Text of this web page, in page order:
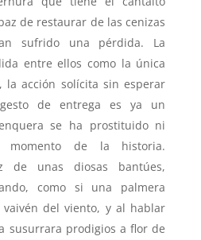
de restaurar de las cenizas
sufrido una pérdida. La
entre ellos como la única
la acción solícita sin esperar
gesto de entrega es ya un
se ha prostituido ni
momento de la historia.
de unas diosas bantúes,
como si una palmera
del viento, y al hablar
susurrara prodigios a flor de